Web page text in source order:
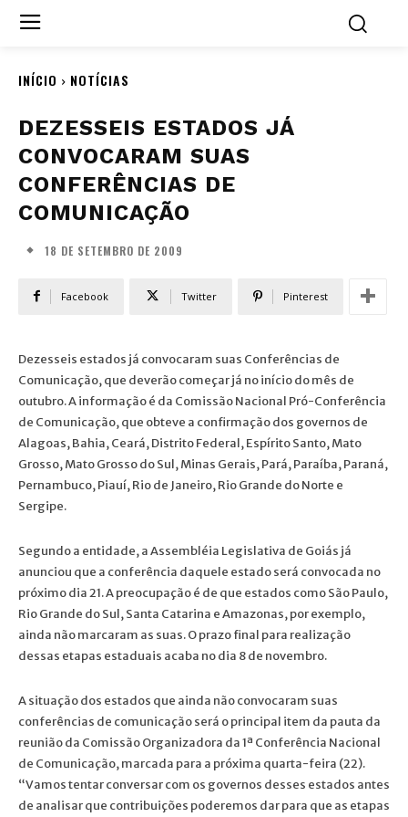
INÍCIO NOTÍCIAS
DEZESSEIS ESTADOS JÁ
CONVOCARAM SUAS
CONFERÊNCIAS DE
COMUNICAÇÃO
18 DE SETEMBRO DE 2009
Facebook Twitter Pinterest
Dezesseis estados já convocaram suas Conferências de
Comunicação, que deverão começar já no início do mês de
outubro. A informação é da Comissão Nacional Pró-Conferência
de Comunicação, que obteve a confirmação dos governos de
Alagoas, Bahia, Ceará, Distrito Federal, Espírito Santo, Mato
Grosso, Mato Grosso do Sul, Minas Gerais, Pará, Paraíba, Paraná,
Pernambuco, Piauí, Rio de Janeiro, Rio Grande do Norte e
Sergipe.
Segundo a entidade, a Assembléia Legislativa de Goiás já
anunciou que a conferência daquele estado será convocada no
próximo dia 21. A preocupação é de que estados como São Paulo,
Rio Grande do Sul, Santa Catarina e Amazonas, por exemplo,
ainda não marcaram as suas. O prazo final para realização
dessas etapas estaduais acaba no dia 8 de novembro.
A situação dos estados que ainda não convocaram suas
conferências de comunicação será o principal item da pauta da
reunião da Comissão Organizadora da 1ª Conferência Nacional
de Comunicação, marcada para a próxima quarta-feira (22).
“Vamos tentar conversar com os governos desses estados antes
de analisar que contribuições poderemos dar para que as etapas